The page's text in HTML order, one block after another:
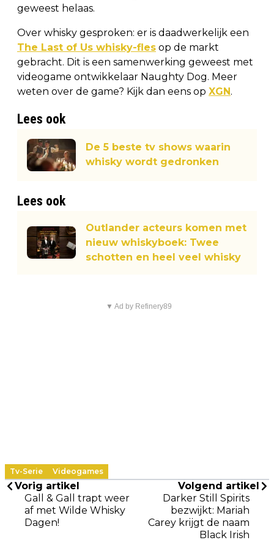
geweest helaas.
Over whisky gesproken: er is daadwerkelijk een
The Last of Us whisky-fles op de markt
gebracht. Dit is een samenwerking geweest met
videogame ontwikkelaar Naughty Dog. Meer
weten over de game? Kijk dan eens op XGN.
Lees ook
De 5 beste tv shows waarin
whisky wordt gedronken
Lees ook
Outlander acteurs komen met
nieuw whiskyboek: Twee
schotten en heel veel whisky
▼ Ad by Refinery89
Tv-Serie Videogames
Vorig artikel
Gall & Gall trapt weer
af met Wilde Whisky
Dagen!
Volgend artikel
Darker Still Spirits
bezwijkt: Mariah
Carey krijgt de naam
Black Irish